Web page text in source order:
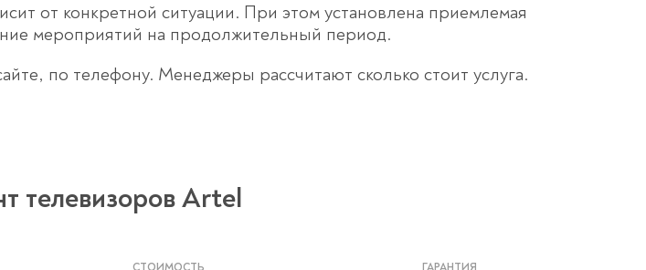
от конкретной ситуации. При этом установлена приемлемая
мероприятий на продолжительный период.
по телефону. Менеджеры рассчитают сколько стоит услуга.
телевизоров Artel